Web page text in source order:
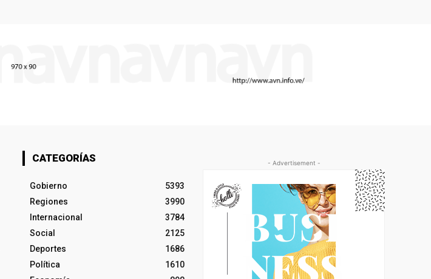
CATEGORÍAS
Gobierno
5393
Regiones
3990
Internacional
3784
Social
2125
Deportes
1686
Política
1610
- Advertisement -